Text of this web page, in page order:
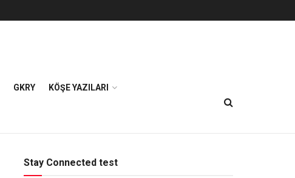
GKRY KÖŞE YAZILARI
Stay Connected test